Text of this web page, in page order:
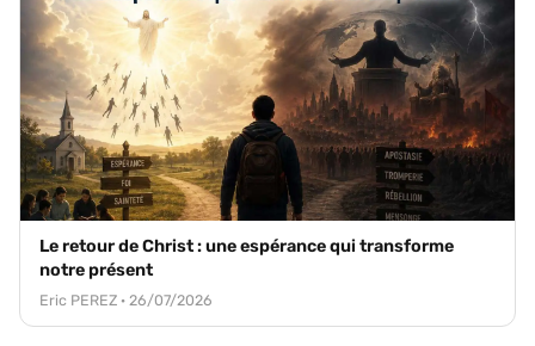
Le retour de Christ : une espérance qui transforme
notre présent
Eric PEREZ · 26/07/2026